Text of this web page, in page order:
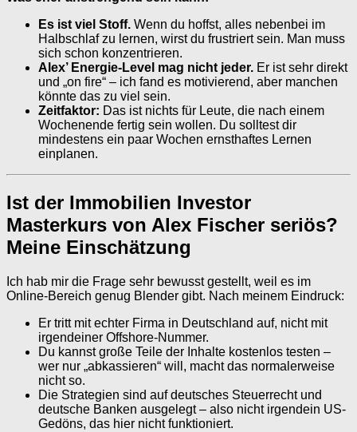
Es ist viel Stoff. Wenn du hoffst, alles nebenbei im
Halbschlaf zu lernen, wirst du frustriert sein. Man muss
sich schon konzentrieren.
Alex’ Energie-Level mag nicht jeder. Er ist sehr direkt
und „on fire“ – ich fand es motivierend, aber manchen
könnte das zu viel sein.
Zeitfaktor: Das ist nichts für Leute, die nach einem
Wochenende fertig sein wollen. Du solltest dir
mindestens ein paar Wochen ernsthaftes Lernen
einplanen.
Ist der Immobilien Investor
Masterkurs von Alex Fischer seriös?
Meine Einschätzung
Ich hab mir die Frage sehr bewusst gestellt, weil es im
Online-Bereich genug Blender gibt. Nach meinem Eindruck:
Er tritt mit echter Firma in Deutschland auf, nicht mit
irgendeiner Offshore-Nummer.
Du kannst große Teile der Inhalte kostenlos testen –
wer nur „abkassieren“ will, macht das normalerweise
nicht so.
Die Strategien sind auf deutsches Steuerrecht und
deutsche Banken ausgelegt – also nicht irgendein US-
Gedöns, das hier nicht funktioniert.